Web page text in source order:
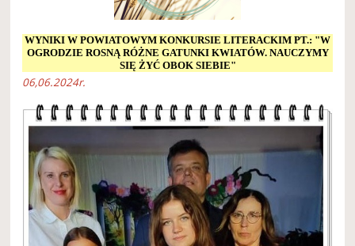
WYNIKI W POWIATOWYM KONKURSIE LITERACKIM PT.: "W
OGRODZIE ROSNĄ RÓŻNE GATUNKI KWIATÓW. NAUCZYMY
SIĘ ŻYĆ OBOK SIEBIE"
06,06.2024r.